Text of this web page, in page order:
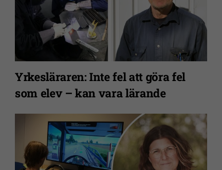
Yrkesläraren: Inte fel att göra fel
som elev – kan vara lärande
Nödvändiga
Dessa kakor
går inte att
behövs för
att
webbplatsen
över huvud
taget ska